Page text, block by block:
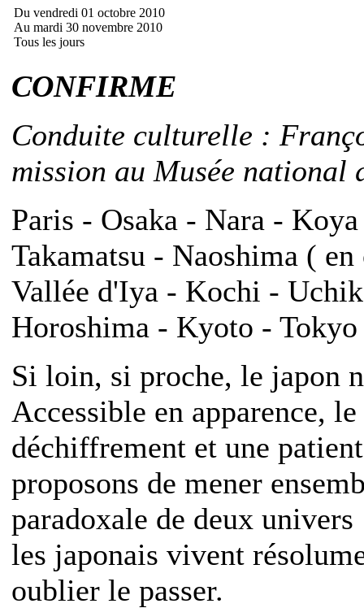
Du vendredi 01 octobre 2010
Au mardi 30 novembre 2010
Tous les jours
CONFIRME
Conduite culturelle :
mission au Musée national
Paris - Osaka - Nara -
Takamatsu - Naoshima (
Vallée d'Iya - Kochi -
Horoshima - Kyoto -
Si loin, si proche, le japon
Accessible en apparence,
déchiffrement et une
proposons de mener
paradoxale de deux
les japonais vivent
oublier le passer.